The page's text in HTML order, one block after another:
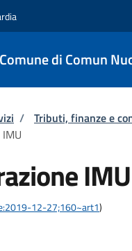
Comune di Comun
di pane
/ Tributi, finanze e
IMU
12-27;160~art1)